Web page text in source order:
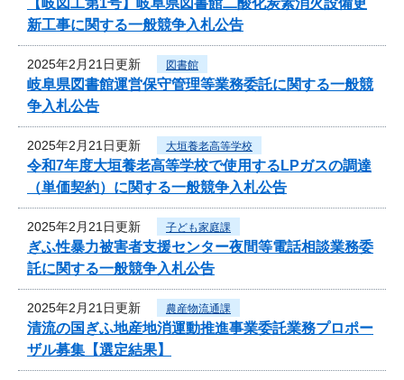
新工事に関する一般競争入札公告
2025年2月21日更新 図書館
岐阜県図書館運営保守管理等業務委託に関する一般競
争入札公告
2025年2月21日更新 大垣養老高等学校
令和7年度大垣養老高等学校で使用するLPガスの調達
（単価契約）に関する一般競争入札公告
2025年2月21日更新 子ども家庭課
ぎふ性暴力被害者支援センター夜間等電話相談業務委
託に関する一般競争入札公告
2025年2月21日更新 農産物流通課
清流の国ぎふ地産地消運動推進事業委託業務プロポー
ザル募集【選定結果】